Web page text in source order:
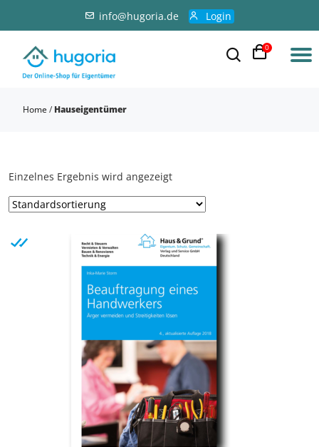
info@hugoria.de Login
0
Home / Hauseigentümer
Einzelnes Ergebnis wird angezeigt